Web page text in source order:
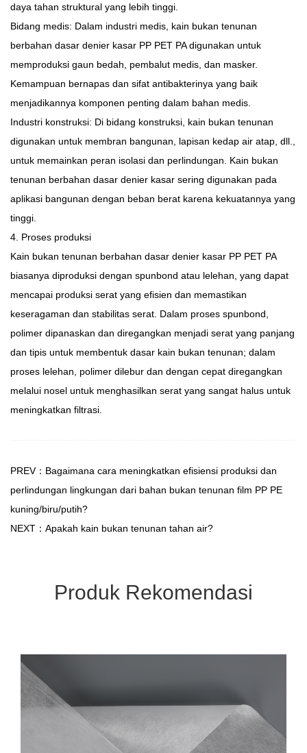
daya tahan struktural yang lebih tinggi.
Bidang medis: Dalam industri medis, kain bukan tenunan
berbahan dasar denier kasar PP PET PA digunakan untuk
memproduksi gaun bedah, pembalut medis, dan masker.
Kemampuan bernapas dan sifat antibakterinya yang baik
menjadikannya komponen penting dalam bahan medis.
Industri konstruksi: Di ​​bidang konstruksi, kain bukan tenunan
digunakan untuk membran bangunan, lapisan kedap air atap, dll.,
untuk memainkan peran isolasi dan perlindungan. Kain bukan
tenunan berbahan dasar denier kasar sering digunakan pada
aplikasi bangunan dengan beban berat karena kekuatannya yang
tinggi.
4. Proses produksi
Kain bukan tenunan berbahan dasar denier kasar PP PET PA
biasanya diproduksi dengan spunbond atau lelehan, yang dapat
mencapai produksi serat yang efisien dan memastikan
keseragaman dan stabilitas serat. Dalam proses spunbond,
polimer dipanaskan dan diregangkan menjadi serat yang panjang
dan tipis untuk membentuk dasar kain bukan tenunan; dalam
proses lelehan, polimer dilebur dan dengan cepat diregangkan
melalui nosel untuk menghasilkan serat yang sangat halus untuk
meningkatkan filtrasi.
PREV：Bagaimana cara meningkatkan efisiensi produksi dan
perlindungan lingkungan dari bahan bukan tenunan film PP PE
kuning/biru/putih?
NEXT：Apakah kain bukan tenunan tahan air?
Produk Rekomendasi